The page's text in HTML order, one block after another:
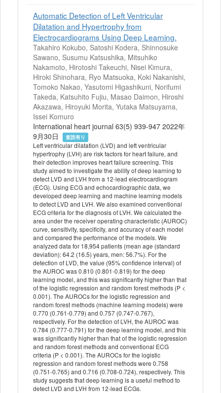
Automatic Detection of Left Ventricular
Dilatation and Hypertrophy from
Electrocardiograms Using Deep Learning.
Takahiro Kokubo, Satoshi Kodera, Shinnosuke
Sawano, Susumu Katsushika, Mitsuhiko
Nakamoto, Hirotoshi Takeuchi, Nisei Kimura,
Hiroki Shinohara, Ryo Matsuoka, Koki Nakanishi,
Tomoko Nakao, Yasutomi Higashikuni, Norifumi
Takeda, Katsuhito Fujiu, Masao Daimon, Hiroshi
Akazawa, Hiroyuki Morita, Yutaka Matsuyama,
Issei Komuro
International heart journal 63(5) 939-947 2022年
9月30日
査読有り
Left ventricular dilatation (LVD) and left ventricular
hypertrophy (LVH) are risk factors for heart failure, and
their detection improves heart failure screening. This
study aimed to investigate the ability of deep learning to
detect LVD and LVH from a 12-lead electrocardiogram
(ECG). Using ECG and echocardiographic data, we
developed deep learning and machine learning models
to detect LVD and LVH. We also examined conventional
ECG criteria for the diagnosis of LVH. We calculated the
area under the receiver operating characteristic (AUROC)
curve, sensitivity, specificity, and accuracy of each model
and compared the performance of the models. We
analyzed data for 18,954 patients (mean age (standard
deviation): 64.2 (16.5) years, men: 56.7%). For the
detection of LVD, the value (95% confidence interval) of
the AUROC was 0.810 (0.801-0.819) for the deep
learning model, and this was significantly higher than that
of the logistic regression and random forest methods (P <
0.001). The AUROCs for the logistic regression and
random forest methods (machine learning models) were
0.770 (0.761-0.779) and 0.757 (0.747-0.767),
respectively. For the detection of LVH, the AUROC was
0.784 (0.777-0.791) for the deep learning model, and this
was significantly higher than that of the logistic regression
and random forest methods and conventional ECG
criteria (P < 0.001). The AUROCs for the logistic
regression and random forest methods were 0.758
(0.751-0.765) and 0.716 (0.708-0.724), respectively. This
study suggests that deep learning is a useful method to
detect LVD and LVH from 12-lead ECGs.